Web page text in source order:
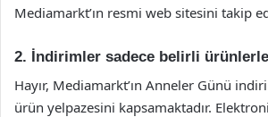
Mediamarkt’ın resmi web sitesini takip
2. İndirimler sadece belirli ürünlerle
Hayır, Mediamarkt’ın Anneler Günü
ürün yelpazesini kapsamaktadır.